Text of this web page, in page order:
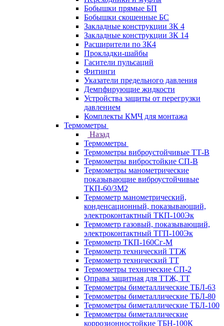
Бобышки прямые БП
Бобышки скошенные БС
Закладные конструкции ЗК 4
Закладные конструкции ЗК 14
Расширители по ЗК4
Прокладки-шайбы
Гасители пульсаций
Фитинги
Указатели предельного давления
Демпфирующие жидкости
Устройства защиты от перегрузки
давлением
Комплекты КМЧ для монтажа
Термометры
Назад
Термометры
Термометры виброустойчивые ТТ-В
Термометры вибростойкие СП-В
Термометры манометрические
показывающие виброустойчивые
ТКП-60/3М2
Термометр манометрический,
конденсационный, показывающий,
электроконтактный ТКП-100Эк
Термометр газовый, показывающий,
электроконтактный ТГП-100Эк
Термометр ТКП-160Сг-М
Термометр технический ТТЖ
Термометр технический ТТ
Термометры технические СП-2
Оправа защитная для ТТЖ, ТТ
Термометры биметаллические ТБЛ-63
Термометры биметаллические ТБЛ-80
Термометры биметаллические ТБЛ-100
Термометры биметаллические
коррозионностойкие ТБН-100К